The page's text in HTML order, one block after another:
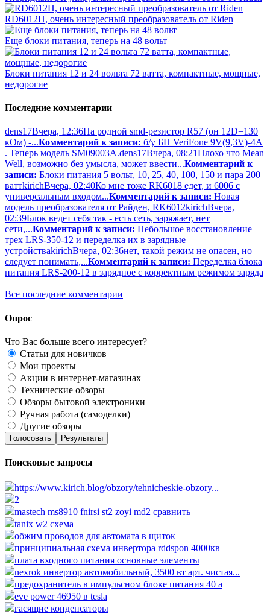
RD6012H, очень интересный преобразователь от Riden
Еще блоки питания, теперь на 48 вольт
Блоки питания 12 и 24 вольта 72 ватта, компактные, мощные,
недорогие
Последние комментарии
dens17Вчера, 12:36На родной smd-резистор R57 (он 12D=130
кОм) -...Комментарий к записи: б/у БП VeriFone 9V(9,3V)-4A
. Теперь модель SM09003A.dens17Вчера, 08:21Плохо что Mean
Well, возможно без умысла, может ввести...Комментарий к
записи: Блоки питания 5 вольт, 10, 25, 40, 100, 150 и пара 200
ваттkirichВчера, 02:40Ко мне тоже RK6018 едет, и 6006 с
универсальным входом...Комментарий к записи: Новая
модель преобразователя от Райден, RK6012kirichВчера,
02:39Блок ведет себя так - есть сеть, заряжает, нет
сети,...Комментарий к записи: Небольшое восстановление
трех LRS-350-12 и переделка их в зарядные
устройстваkirichВчера, 02:36нет, такой режим не опасен, но
следует понимать,...Комментарий к записи: Переделка блока
питания LRS-200-12 в зарядное с корректным режимом заряда
Все последние комментарии
Опрос
Что Вас больше всего интересует?
Статьи для новичков
Мои проекты
Акции в интернет-магазинах
Технические обзоры
Обзоры бытовой электроники
Ручная работа (самоделки)
Другие обзоры
Голосовать Результаты
Поисковые запросы
https://www.kirich.blog/obzory/tehnicheskie-obzory...
2
mastech ms8910 fnirsi st2 zoyi md2 сравнить
tanix w2 схема
обжим проводов для автомата в щиток
принципиальная схема инвертора rddspon 4000кв
плата входного питания основные элементы
nexrok инвертор автомобильный, 3500 вт арт. чистая...
предохранитель в импульсном блоке питания 40 а
eve power 46950 в tesla
гасящие конденсаторы